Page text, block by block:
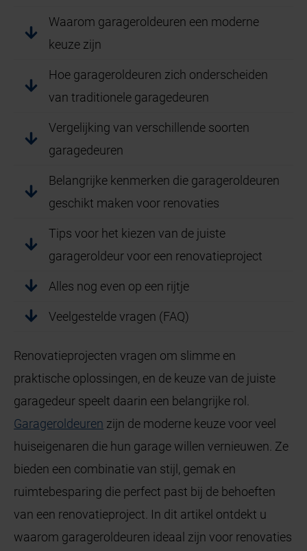
Waarom garageroldeuren een moderne
keuze zijn
Hoe garageroldeuren zich onderscheiden
van traditionele garagedeuren
Vergelijking van verschillende soorten
garagedeuren
Belangrijke kenmerken die garageroldeuren
geschikt maken voor renovaties
Tips voor het kiezen van de juiste
garageroldeur voor een renovatieproject
Alles nog even op een rijtje
Veelgestelde vragen (FAQ)
Renovatieprojecten vragen om slimme en
praktische oplossingen, en de keuze van de juiste
garagedeur speelt daarin een belangrijke rol.
Garageroldeuren zijn de moderne keuze voor veel
huiseigenaren die hun garage willen vernieuwen. Ze
bieden een combinatie van stijl, gemak en
ruimtebesparing die perfect past bij de behoeften
van een renovatieproject. In dit artikel ontdekt u
waarom garageroldeuren ideaal zijn voor renovaties